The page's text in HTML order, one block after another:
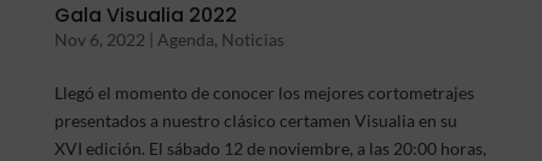
Gala Visualia 2022
Nov 6, 2022 | Agenda, Noticias
Llegó el momento de conocer los mejores cortometrajes
presentados a nuestro clásico certamen Visualia en su
XVI edición. El sábado 12 de noviembre, a las 20:00 horas,